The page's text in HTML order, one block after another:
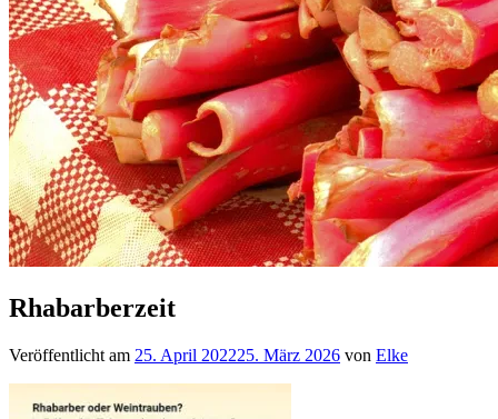
Rhabarberzeit
Veröffentlicht am 25. April 202225. März 2026 von Elke